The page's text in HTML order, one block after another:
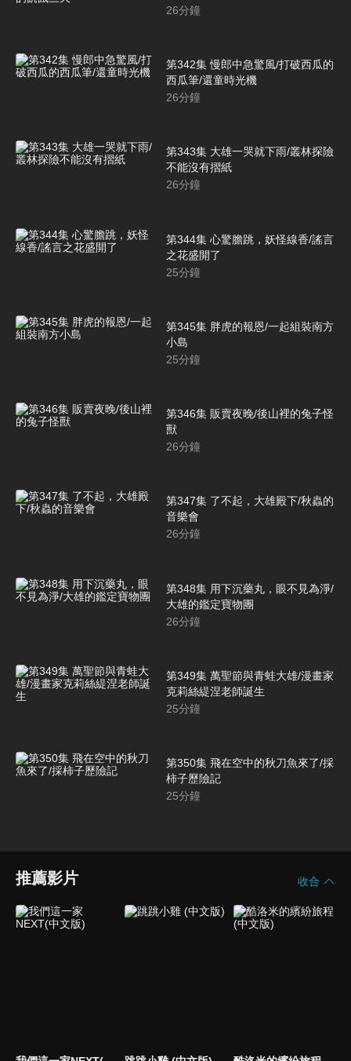
26分鐘
第342集 慢郎中急驚風/打破西瓜的
西瓜筆/還童時光機
26分鐘
第343集 大雄一哭就下雨/叢林探險
不能沒有摺紙
26分鐘
第344集 心驚膽跳，妖怪線香/謠言
之花盛開了
25分鐘
第345集 胖虎的報恩/一起組裝南方
小島
25分鐘
第346集 販賣夜晚/後山裡的兔子怪
獸
26分鐘
第347集 了不起，大雄殿下/秋蟲的
音樂會
26分鐘
第348集 用下沉藥丸，眼不見為淨/
大雄的鑑定寶物團
26分鐘
第349集 萬聖節與青蛙大雄/漫畫家
克莉絲緹涅老師誕生
25分鐘
第350集 飛在空中的秋刀魚來了/採
柿子歷險記
25分鐘
推薦影片 收合